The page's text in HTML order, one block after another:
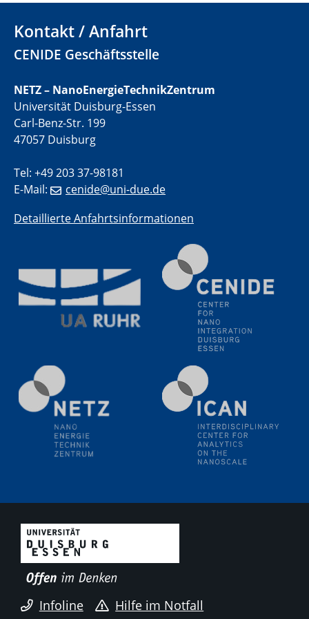
01.07.2025
GDCh Kolloquium
29.07.2025
Colloquium IMPR SusMet
Closing metal loops sustainably - opportunities &
challenges for a successful circular economy
Colloquia Series on Sustainable Metallurgy
Towards a Sustainable Future: EU Safe and Sustainable
2D-MATURE Seminar Series
04.09.2025
Natural Water to H2
Electrochemical Tip-enhanced Raman spectroscopy---
methodology and its application for studying solid-
09.09.2025
Colloquium IMPR SusMet
It's all about transitions - dealing sustainably and
reliably with critical metal oxides in simulations and
technologies
reliably with critical metal oxides in simulations and
technologies
09.09.2025
Colloquium IMPR SusMet
It's all about transitions - dealing sustainably and
Kontakt / Anfahrt
CENIDE Geschäftsstelle
NETZ – NanoEnergieTechnikZentrum
Universität Duisburg-Essen
Carl-Benz-Str. 199
47057 Duisburg
Tel: +49 203 37-98181
E-Mail:
cenide@uni-due.de
Detaillierte Anfahrtsinformationen
Infoline
Hilfe im Notfall